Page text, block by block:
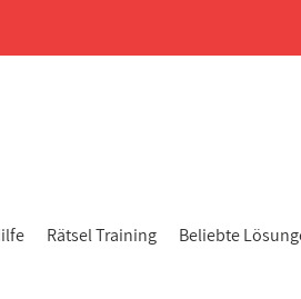
Rätsel Training Beliebte